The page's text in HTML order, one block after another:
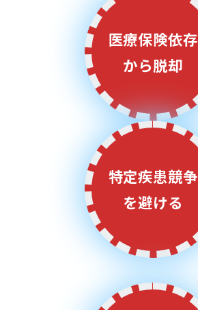
医療保険依存
から脱却
特定疾患競争
を避ける